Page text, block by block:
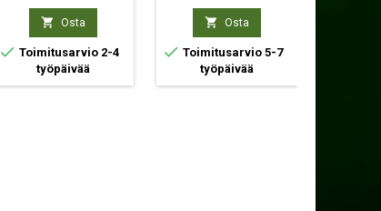
 Osta
 Toimitusarvio 2-4
työpäivää
 Osta
 Toimitusarvio 5-7
työpäivää